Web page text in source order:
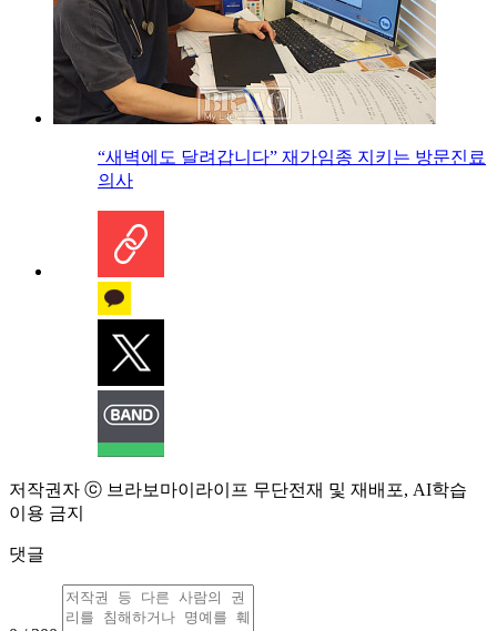
“새벽에도 달려갑니다” 재가임종 지키는 방문진료
의사
저작권자 ⓒ 브라보마이라이프 무단전재 및 재배포, AI학습
이용 금지
댓글